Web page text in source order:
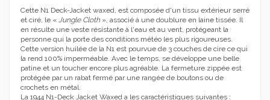
Cette N1 Deck-Jacket waxed, est composée d'un tissu extérieur serré
et ciré, le « Jungle Cloth», associé à une doublure en laine tissée. Il
en résulte une veste résistante à l'eau et au vent, protégeant la
personne qui la porte des conditions météo les plus rigoureuses.
Cette version huilée de la N1 est pourvue de 3 couches de cire ce qui
la rend 100% imperméable. Avec le temps, se développe une belle
patine et un toucher encore plus agréable. La fermeture zippée est
protégée par un rabat fermé par une rangée de boutons ou de
crochets en métal.
La 1944 N1-Deck Jacket Waxed a les caractéristiques suivantes :